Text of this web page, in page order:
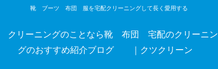
靴 ブーツ 布団 服を宅配クリーニングして長く愛用する
クリーニングのことなら靴 布団 宅配のクリーニン
グのおすすめ紹介ブログ ｜クツクリーン